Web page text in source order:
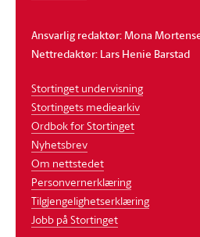
Ansvarlig redaktør: Mona
Nettredaktør: Lars Henie Barstad
Stortinget undervisning
Stortingets mediearkiv
Ordbok for Stortinget
Nyhetsbrev
Om nettstedet
Personvernerklæring
Tilgjengelighetserklæring
Jobb på Stortinget